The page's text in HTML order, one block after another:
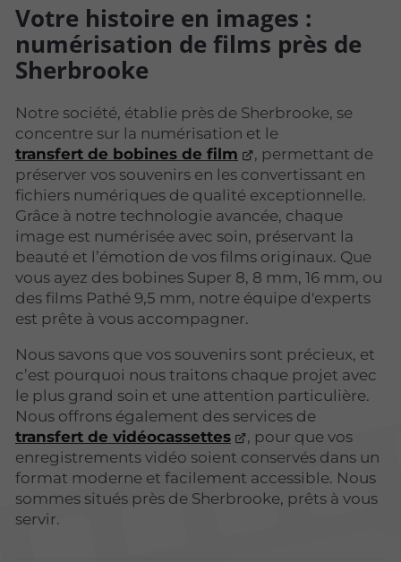
Votre histoire en images :
numérisation de films près de
Sherbrooke
Notre société, établie près de Sherbrooke, se
concentre sur la numérisation et le
transfert de bobines de film
, permettant de
préserver vos souvenirs en les convertissant en
fichiers numériques de qualité exceptionnelle.
Grâce à notre technologie avancée, chaque
image est numérisée avec soin, préservant la
beauté et l’émotion de vos films originaux. Que
vous ayez des bobines Super 8, 8 mm, 16 mm, ou
des films Pathé 9,5 mm, notre équipe d'experts
est prête à vous accompagner.
Nous savons que vos souvenirs sont précieux, et
c’est pourquoi nous traitons chaque projet avec
le plus grand soin et une attention particulière.
Nous offrons également des services de
transfert de vidéocassettes
, pour que vos
enregistrements vidéo soient conservés dans un
format moderne et facilement accessible. Nous
sommes situés près de Sherbrooke, prêts à vous
servir.